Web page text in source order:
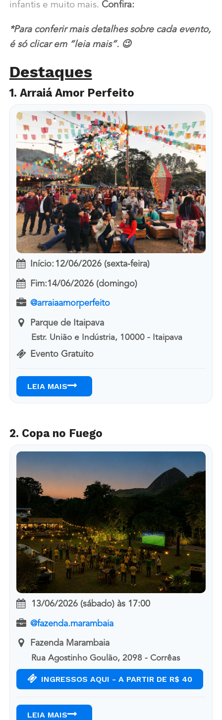
infantis e muito mais. Confira:
*Para conferir mais detalhes sobre cada evento,
é só clicar em “leia mais”. 😉
Destaques
1. Arraiá Amor Perfeito
Início: 12/06/2026 (sexta-feira)
Fim:14/06/2026 (domingo)
@arraiaamorperfeito
Parque de Itaipava
Estr. União e Indústria, 10000 - Itaipava
Evento Gratuito
LEIA MAIS
2. Copa no Fuego
13/06/2026 (sábado) às 17:00
@fazenda.marambaia
Fazenda Marambaia
Rua Agostinho Goulão, 2098 - Corrêas
INGRESSOS AQUI - A PARTIR DE R$ 40
LEIA MAIS